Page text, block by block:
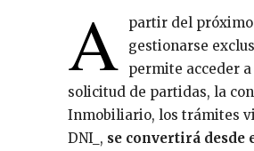
A
partir del próximo
gestionarse
permite acceder
solicitud de partidas, la
Inmobiliario, los trámites
DNI_, se convertirá desde